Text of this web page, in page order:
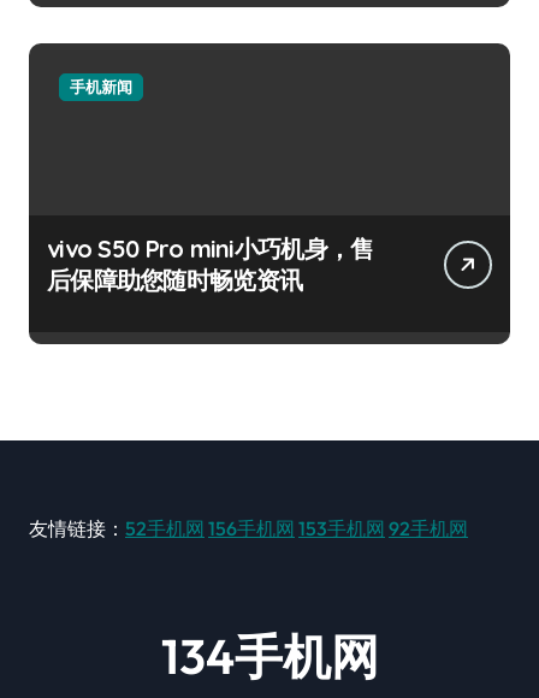
手机新闻
vivo S50 Pro mini小巧机身，售
后保障助您随时畅览资讯
友情链接： 52手机网 156手机网 153手机网 92手机网
134手机网